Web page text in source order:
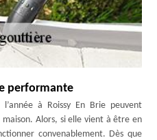
performante
à Roissy En Brie peuvent
Alors, si elle vient à être en
convenablement. Dès que